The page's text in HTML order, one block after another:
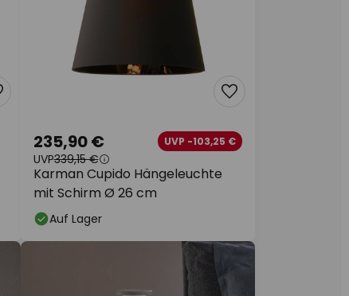
Karman Cupido Hängeleuchte
mit Schirm Ø 26 cm
235,90 € UVP -103,25 €
UVP339,15 €
Auf Lager